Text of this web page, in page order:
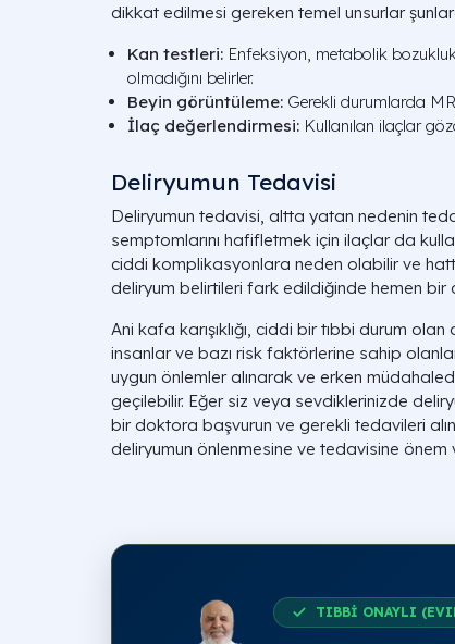
dikkat edilmesi gereken temel unsurlar
Kan testleri: Enfeksiyon, metabolik
olmadığını belirler.
Beyin görüntüleme: Gerekli durumlarda
İlaç değerlendirmesi: Kullanılan ilaçlar
Deliryumun Tedavisi
Deliryumun tedavisi, altta yatan nedenin
semptomlarını hafifletmek için ilaçlar da
ciddi komplikasyonlara neden olabilir ve
deliryum belirtileri fark edildiğinde hemen bir
Ani kafa karışıklığı, ciddi bir tıbbi durum
insanlar ve bazı risk faktörlerine sahip
uygun önlemler alınarak ve erken
geçilebilir. Eğer siz veya sevdiklerinizde
bir doktora başvurun ve gerekli tedavileri
deliryumun önlenmesine ve tedavisine önem
TIBBİ ONAYLI